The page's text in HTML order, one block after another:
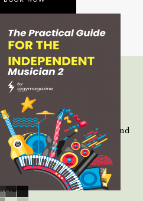
climbing the next steps of
insight, updated
to continue building
in an increasingly complex and